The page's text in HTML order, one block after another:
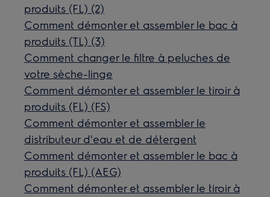
produits (FL) (2)
Comment démonter et assembler le bac à
produits (TL) (3)
Comment changer le filtre à peluches de
votre sèche-linge
Comment démonter et assembler le tiroir à
produits (FL) (FS)
Comment démonter et assembler le
distributeur d'eau et de détergent
Comment démonter et assembler le bac à
produits (FL) (AEG)
Comment démonter et assembler le tiroir à